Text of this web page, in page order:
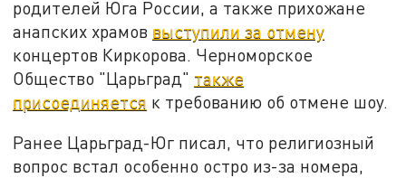
родителей Юга России, а также прихожане
анапских храмов выступили за отмену
концертов Киркорова. Черноморское
Общество "Царьград" также
присоединяется к требованию об отмене шоу.
Ранее Царьград-Юг писал, что религиозный
вопрос встал особенно остро из-за номера,